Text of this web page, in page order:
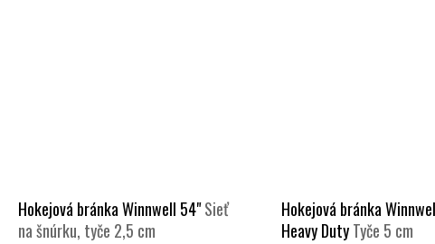
Hokejová bránka Winnwell 54"Sieť
na šnúrku, tyče 2,5 cm
Hokejová bránka
Heavy DutyTyče 5 cm